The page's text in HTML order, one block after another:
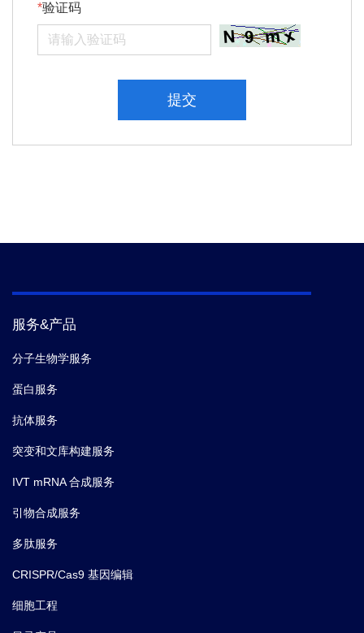
验证码
提交
服务&产品
分子生物学服务
蛋白服务
抗体服务
突变和文库构建服务
IVT mRNA 合成服务
引物合成服务
多肽服务
CRISPR/Cas9 基因编辑
细胞工程